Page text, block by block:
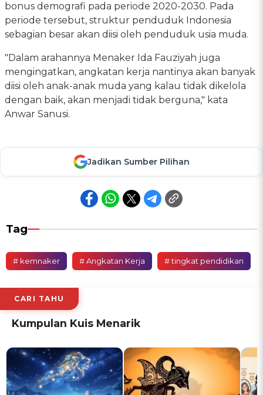
bonus demografi pada periode 2020-2030. Pada
periode tersebut, struktur penduduk Indonesia
sebagian besar akan diisi oleh penduduk usia muda.
"Dalam arahannya Menaker Ida Fauziyah juga
mengingatkan, angkatan kerja nantinya akan banyak
diisi oleh anak-anak muda yang kalau tidak dikelola
dengan baik, akan menjadi tidak berguna," kata
Anwar Sanusi.
Jadikan Sumber Pilihan
Tag
# kemnaker # Angkatan Kerja # tingkat pendidikan
CARI TAHU
Kumpulan Kuis Menarik